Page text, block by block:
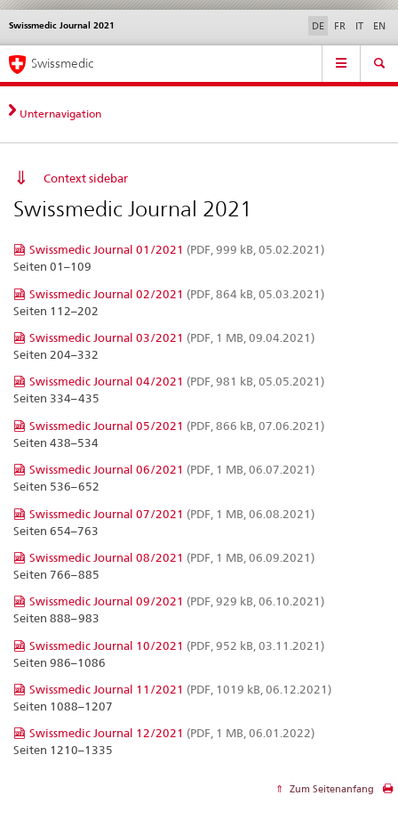
Direktnavigation
News,
Rechtsgrundlagen,
Kontakt
News & Updates Kontakt | Support & Hilfe
Swissmedic Journal 2021
Sprachwahl DE FR IT EN
Service
Hauptnavigation
Swissmedic
Unternavigation
Context sidebar
Swissmedic Journal 2021
Swissmedic Journal 01/2021 (PDF, 999 kB, 05.02.2021)
Seiten 01–109
Swissmedic Journal 02/2021 (PDF, 864 kB, 05.03.2021)
Seiten 112–202
Swissmedic Journal 03/2021 (PDF, 1 MB, 09.04.2021)
Seiten 204–332
Swissmedic Journal 04/2021 (PDF, 981 kB, 05.05.2021)
Seiten 334–435
Swissmedic Journal 05/2021 (PDF, 866 kB, 07.06.2021)
Seiten 438–534
Swissmedic Journal 06/2021 (PDF, 1 MB, 06.07.2021)
Seiten 536–652
Swissmedic Journal 07/2021 (PDF, 1 MB, 06.08.2021)
Seiten 654–763
Swissmedic Journal 08/2021 (PDF, 1 MB, 06.09.2021)
Seiten 766–885
Swissmedic Journal 09/2021 (PDF, 929 kB, 06.10.2021)
Seiten 888–983
Swissmedic Journal 10/2021 (PDF, 952 kB, 03.11.2021)
Seiten 986–1086
Swissmedic Journal 11/2021 (PDF, 1019 kB, 06.12.2021)
Seiten 1088–1207
Swissmedic Journal 12/2021 (PDF, 1 MB, 06.01.2022)
Seiten 1210–1335
Zum Seitenanfang